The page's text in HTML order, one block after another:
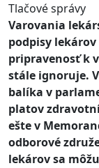
Tlačové správy
Varovania
podpisy lekárov
pripravenosť k
stále ignoruje.
balíka v
platov
ešte v
odborové
lekárov sa